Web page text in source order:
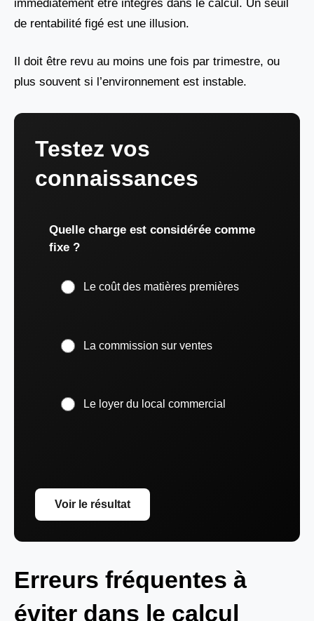
immédiatement être intégrés dans le calcul. Un seuil
de rentabilité figé est une illusion.
Il doit être revu au moins une fois par trimestre, ou
plus souvent si l’environnement est instable.
Testez vos
connaissances
Quelle charge est considérée comme
fixe ?
Le coût des matières premières
La commission sur ventes
Le loyer du local commercial
Voir le résultat
Erreurs fréquentes à
éviter dans le calcul